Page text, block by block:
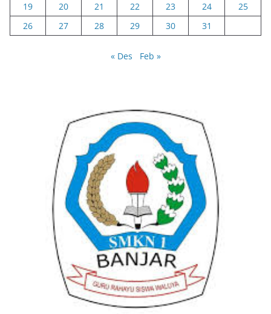
19
20 21 22 23 24
25
26
27 28 29 30 31
« Des Feb »